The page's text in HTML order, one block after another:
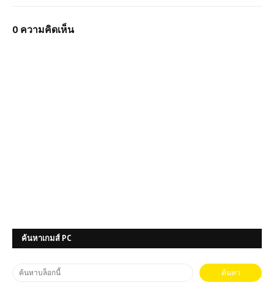
0 ความคิดเห็น
ค้นหาเกมส์ PC